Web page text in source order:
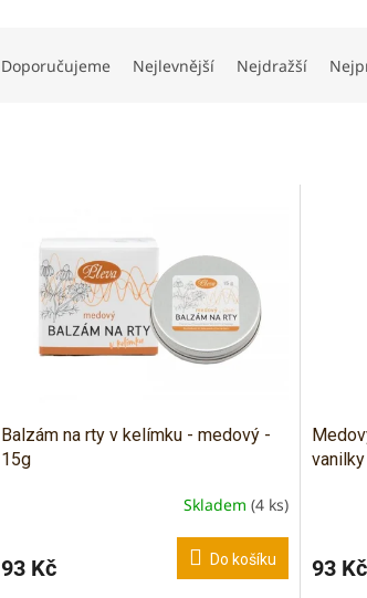
Doporučujeme Nejlevnější Nejdražší
Balzám na rty v kelímku - medový -
15g
je
Skladem (4 ks)
93 Kč Do košíku 93 Kč